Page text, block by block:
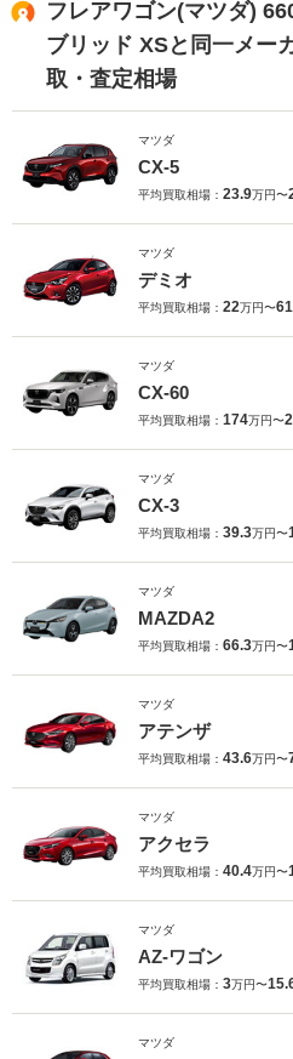
フレアワゴン(マツダ)
ブリッド XSと同一メー
取・査定相場
マツダ
CX-5
平均買取相場： 23.9万円〜
マツダ
デミオ
平均買取相場： 22万円〜
マツダ
CX-60
平均買取相場： 174万円〜
マツダ
CX-3
平均買取相場： 39.3万円〜
マツダ
MAZDA2
平均買取相場： 66.3万円〜
マツダ
アテンザ
平均買取相場： 43.6万円〜
マツダ
アクセラ
平均買取相場： 40.4万円〜
マツダ
AZ-ワゴン
平均買取相場： 3万円〜
マツダ